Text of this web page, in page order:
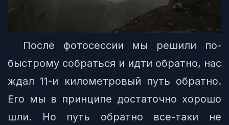
После фотосессии мы решили по-
быстрому собраться и идти обратно, нас
ждал 11-и километровый путь обратно.
Его мы в принципе достаточно хорошо
шли. Но путь обратно все-таки не